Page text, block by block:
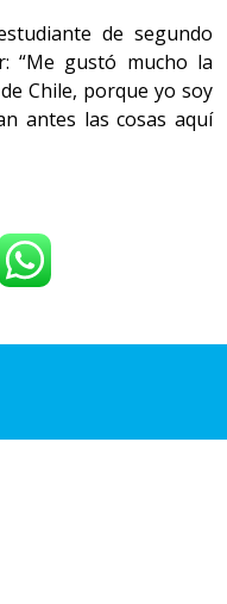
de segundo
“Me gustó mucho la
Chile, porque yo soy
antes las cosas aquí